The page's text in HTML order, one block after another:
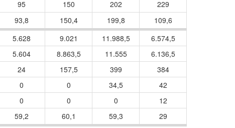
95 150 202
229
93,8 150,4 199,8 109,6
5.628 9.021 11.988,5
6.574,5
5.604 8.863,5 11.555
6.136,5
24 157,5 399
384
0 0 34,5
42
0 0 0
12
59,2 60,1 59,3 29